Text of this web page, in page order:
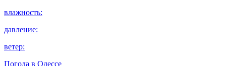
влажность:
давление:
ветер:
Погода в Одессе